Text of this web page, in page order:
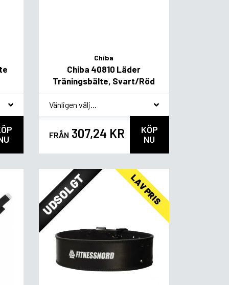
Chiba
Chiba 40810 Läder
Träningsbälte, Svart/Röd
* Smakvariant
FRÅN 307,24 KR
KÖP
NU
UDSOLGT LAV PRIS